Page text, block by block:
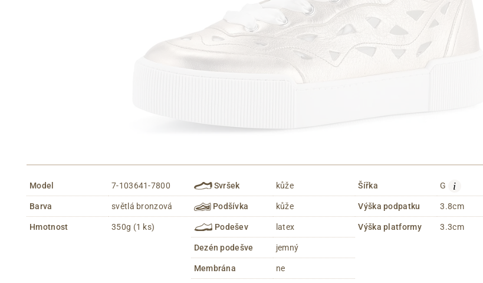
Model 7-103641-7800
Barva světlá bronzová
Hmotnost 350g (1 ks)
Svršek kůže
Podšívka kůže
Podešev latex
Dezén podešve jemný
Membrána ne
Šířka G i
Výška podpatku 3.8cm
Výška platformy 3.3cm